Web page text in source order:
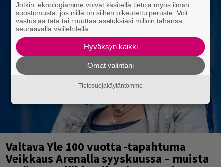
Valtava Yle 100 vuotta -tapahtuma
Veikkaus Arenalla syyskuussa – muista
Jotkin teknologiamme voivat käsitellä tietoja myös ilman
suostumusta, jos niillä on siihen oikeutettu peruste. Voit
vastustaa tätä tai muuttaa asetuksiasi milloin tahansa
seuraavalla välilehdellä.
Hyväksyn kaikki
Omat valintani
Tietosuojakäytäntömme